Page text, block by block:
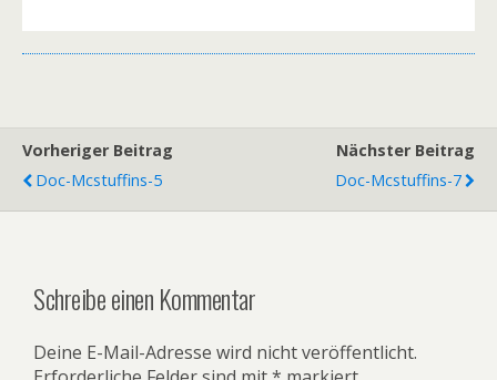
Vorheriger Beitrag
Doc-Mcstuffins-5
Nächster Beitrag
Doc-Mcstuffins-7
Schreibe einen Kommentar
Deine E-Mail-Adresse wird nicht veröffentlicht.